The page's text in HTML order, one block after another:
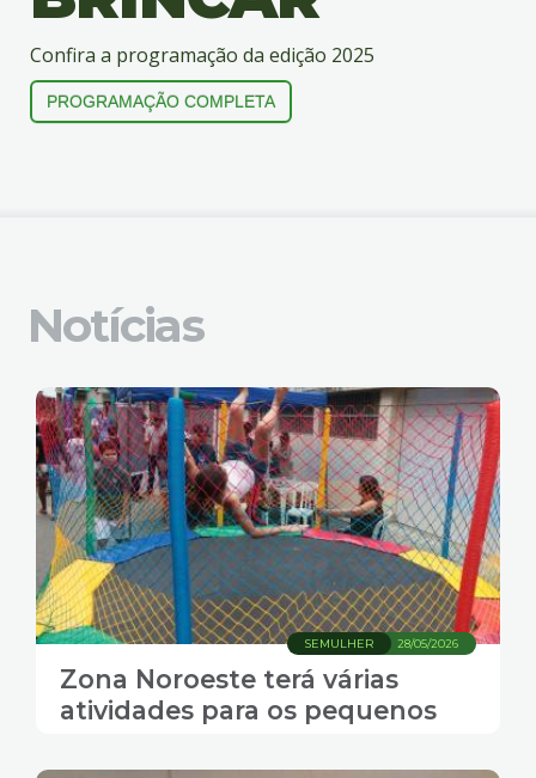
Confira a programação da edição 2025
PROGRAMAÇÃO COMPLETA
Notícias
28/05/2026
SEMULHER
Zona Noroeste terá várias
atividades para os pequenos